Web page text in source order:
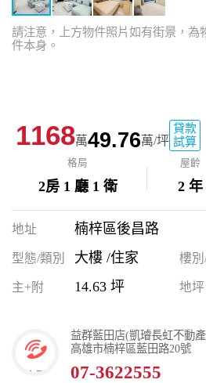
請注意，上方物件照片如有街景，為
件本身。
1168萬49.76萬/坪
貸款
試算
格局
2房 1 廳 1 衛
屋齡
2 年
地址 楠梓區後昌路
型態/類別 大樓 /住家 樓
主+附 14.63 坪 地坪
益群藍田店(凱璿長虹不動
高雄市楠梓區藍田路20號
07-3622555